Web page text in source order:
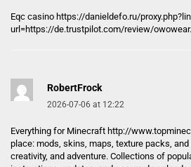
Eqc casino https://danieldefo.ru/
url=https://de.trustpilot.com/review/
RobertFrock
2026-07-06 at 12:22
Everything for Minecraft http://
place: mods, skins, maps, texture packs,
creativity, and adventure. Collections of